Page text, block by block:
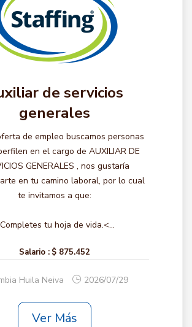
de servicios
generales
de empleo buscamos personas
en el cargo de AUXILIAR DE
GENERALES , nos gustaría
en tu camino laboral, por lo cual
te invitamos a que:
tu hoja de vida.<...
Salario : $ 875.452
Huila Neiva 2026/07/29
Ver Más